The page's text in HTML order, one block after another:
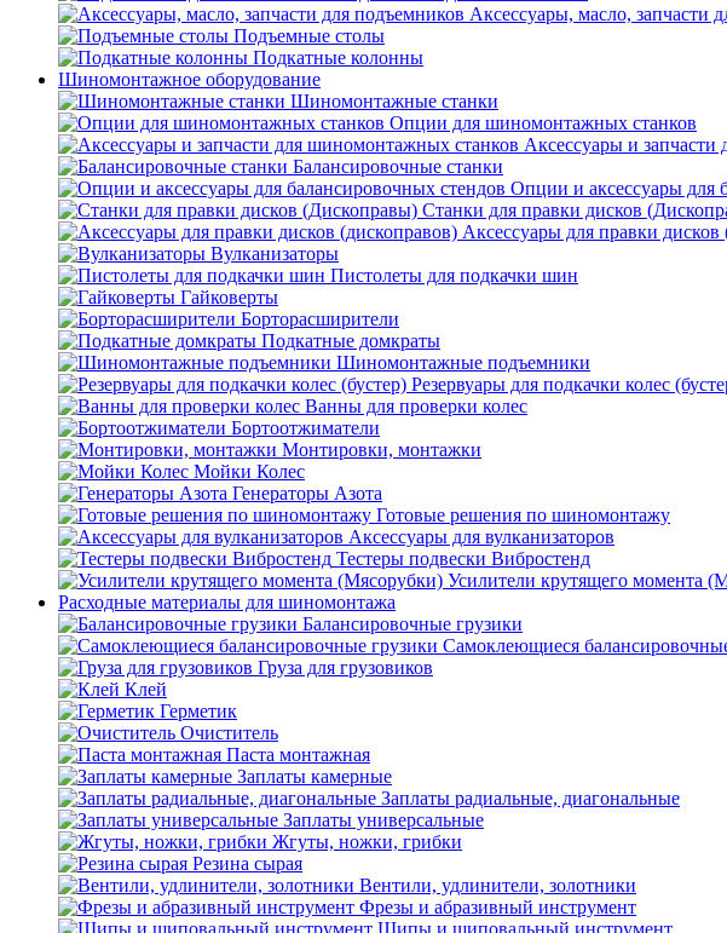
Аксессуары, масло, запчасти
Подъемные столы
Подкатные колонны
Шиномонтажное оборудование
Шиномонтажные станки
Опции для шиномонтажных станков
Аксессуары и
Балансировочные станки
Опции и аксессуары для
Станки для правки дисков
Аксессуары для правки дисков
Вулканизаторы
Пистолеты для подкачки шин
Гайковерты
Борторасширители
Подкатные домкраты
Шиномонтажные подъемники
Резервуары для подкачки колес
Ванны для проверки колес
Бортоотжиматели
Монтировки, монтажки
Мойки Колес
Генераторы Азота
Готовые решения по шиномонтажу
Аксессуары для вулканизаторов
Тестеры подвески Вибростенд
Усилители крутящего момента
Расходные материалы для шиномонтажа
Балансировочные грузики
Самоклеющиеся
Груза для грузовиков
Клей
Герметик
Очиститель
Паста монтажная
Заплаты камерные
Заплаты радиальные, диагональные
Заплаты универсальные
Жгуты, ножки, грибки
Резина сырая
Вентили, удлинители, золотники
Фрезы и абразивный инструмент
Шипы и шиповальный инструмент